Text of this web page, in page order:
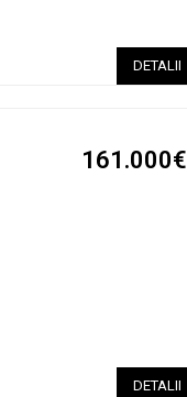
DETALII
161.000€
DETALII